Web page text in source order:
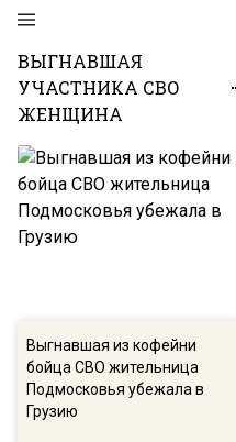
ВЫГНАВШАЯ
УЧАСТНИКА СВО
ЖЕНЩИНА
Выгнавшая из кофейни
бойца СВО жительница
Подмосковья убежала в
Грузию